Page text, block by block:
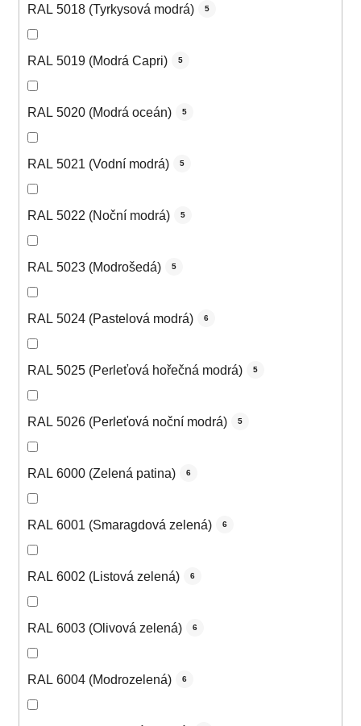
RAL 5018 (Tyrkysová modrá) 5
RAL 5019 (Modrá Capri) 5
RAL 5020 (Modrá oceán) 5
RAL 5021 (Vodní modrá) 5
RAL 5022 (Noční modrá) 5
RAL 5023 (Modrošedá) 5
RAL 5024 (Pastelová modrá) 6
RAL 5025 (Perleťová hořečná modrá) 5
RAL 5026 (Perleťová noční modrá) 5
RAL 6000 (Zelená patina) 6
RAL 6001 (Smaragdová zelená) 6
RAL 6002 (Listová zelená) 6
RAL 6003 (Olivová zelená) 6
RAL 6004 (Modrozelená) 6